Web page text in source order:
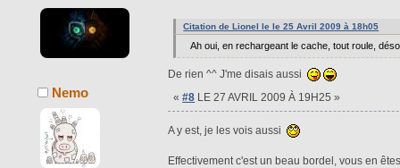
Citation de Lionel le le 25 Avril 2009 à 18h05
Ah oui, en rechargeant le cache, tout roule,
De rien ^^ J'me disais aussi
Nemo «#8 LE 27 AVRIL 2009 À 19H25 »
A y est, je les vois aussi
Effectivement c'est un beau bordel, vous en